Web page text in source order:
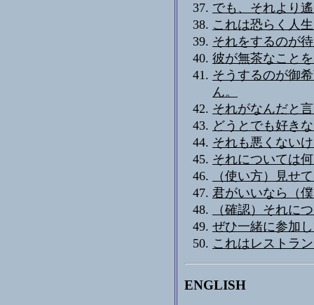
でも、それより
これは恐らく人
それをするのが
彼が無茶なこと
そうするのが御
ん。
それがなんだと
どうとでも好き
それも悪くない
それについては
（使い方）見せ
君がいいなら（
（確認）それに
ぜひ一緒に参加
これはレストラ
ENGLISH